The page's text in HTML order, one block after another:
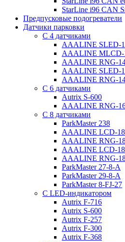
StarLine i96 CAN
Предпусковые подогреватели
Датчики парковки
С 4 датчиками
AAALINE SLED-
AAALINE MLCD-
AAALINE RNG-
AAALINE SLED-
AAALINE RNG-
С 6 датчиками
Autrix S-600
AAALINE RNG-
С 8 датчиками
ParkMaster 238
AAALINE LCD-18
AAALINE RNG-
AAALINE LCD-18
AAALINE RNG-
ParkMaster 27-8-A
ParkMaster 29-8-A
ParkMaster 8-FJ-27
С LED-индикатором
Autrix F-716
Autrix S-600
Autrix F-257
Autrix F-300
Autrix F-368